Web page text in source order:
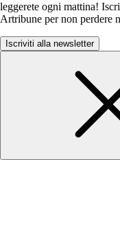
leggerete ogni mattina!
Artribune per non perdere
Iscriviti alla newsletter